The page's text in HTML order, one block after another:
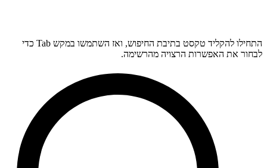
התחילו להקליד טקסט בתיבת החיפוש, ואז השתמשו במקש Tab כדי
לבחור את האפשרות הרצויה מהרשימה.